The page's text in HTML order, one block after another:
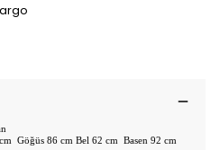
Göğüs 86 cm Bel 62 cm Basen 92 cm